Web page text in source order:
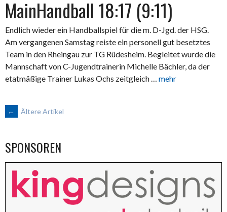
MainHandball 18:17 (9:11)
Endlich wieder ein Handballspiel für die m. D-Jgd. der HSG.
Am vergangenen Samstag reiste ein personell gut besetztes
Team in den Rheingau zur TG Rüdesheim. Begleitet wurde die
Mannschaft von C-Jugendtrainerin Michelle Bächler, da der
etatmäßige Trainer Lukas Ochs zeitgleich … mehr
BEITRAGSNAVIGATION
← Ältere Artikel
SPONSOREN